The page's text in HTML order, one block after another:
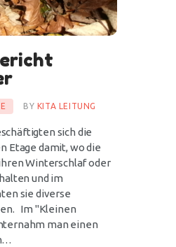
BY KITA LEITUNG
sich die
Etage damit, wo die
Winterschlaf oder
und im
sie diverse
Im "Kleinen
man einen